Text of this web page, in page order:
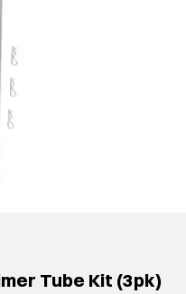
Tube Kit (3pk)